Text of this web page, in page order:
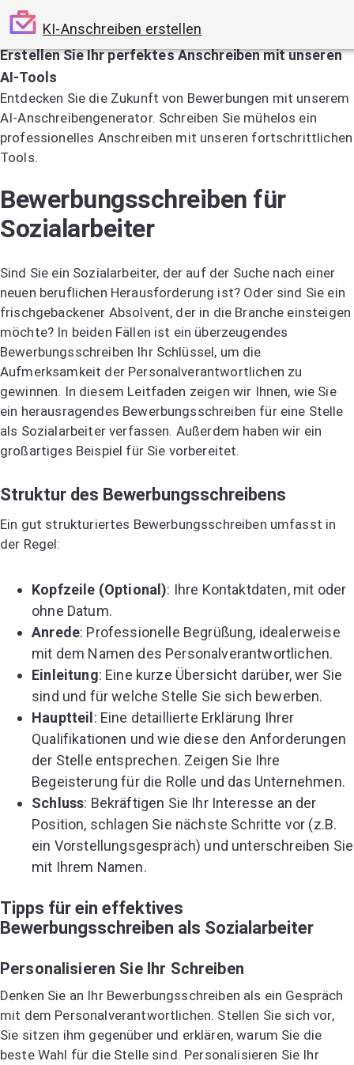
KI-Anschreiben erstellen
Erstellen Sie Ihr perfektes Anschreiben mit unseren
AI-Tools
Entdecken Sie die Zukunft von Bewerbungen mit unserem
AI-Anschreibengenerator. Schreiben Sie mühelos ein
professionelles Anschreiben mit unseren fortschrittlichen
Tools.
Bewerbungsschreiben für
Sozialarbeiter
Sind Sie ein Sozialarbeiter, der auf der Suche nach einer
neuen beruflichen Herausforderung ist? Oder sind Sie ein
frischgebackener Absolvent, der in die Branche einsteigen
möchte? In beiden Fällen ist ein überzeugendes
Bewerbungsschreiben Ihr Schlüssel, um die
Aufmerksamkeit der Personalverantwortlichen zu
gewinnen. In diesem Leitfaden zeigen wir Ihnen, wie Sie
ein herausragendes Bewerbungsschreiben für eine Stelle
als Sozialarbeiter verfassen. Außerdem haben wir ein
großartiges Beispiel für Sie vorbereitet.
Struktur des Bewerbungsschreibens
Ein gut strukturiertes Bewerbungsschreiben umfasst in
der Regel:
Kopfzeile (Optional): Ihre Kontaktdaten, mit oder
ohne Datum.
Anrede: Professionelle Begrüßung, idealerweise
mit dem Namen des Personalverantwortlichen.
Einleitung: Eine kurze Übersicht darüber, wer Sie
sind und für welche Stelle Sie sich bewerben.
Hauptteil: Eine detaillierte Erklärung Ihrer
Qualifikationen und wie diese den Anforderungen
der Stelle entsprechen. Zeigen Sie Ihre
Begeisterung für die Rolle und das Unternehmen.
Schluss: Bekräftigen Sie Ihr Interesse an der
Position, schlagen Sie nächste Schritte vor (z.B.
ein Vorstellungsgespräch) und unterschreiben Sie
mit Ihrem Namen.
Tipps für ein effektives
Bewerbungsschreiben als Sozialarbeiter
Personalisieren Sie Ihr Schreiben
Denken Sie an Ihr Bewerbungsschreiben als ein Gespräch
mit dem Personalverantwortlichen. Stellen Sie sich vor,
Sie sitzen ihm gegenüber und erklären, warum Sie die
beste Wahl für die Stelle sind. Personalisieren Sie Ihr